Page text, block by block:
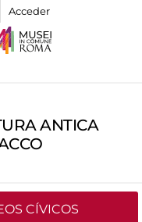
Acceder
ANTICA
CÍVICOS